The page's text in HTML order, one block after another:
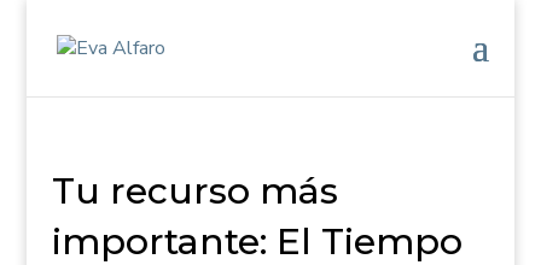
Tu recurso más
importante: El Tiempo